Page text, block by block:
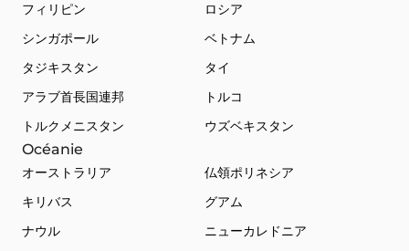
フィリピン
ロシア
シンガポール
ベトナム
タジキスタン
タイ
アラブ首長国連邦
トルコ
トルクメニスタン
ウズベキスタン
Océanie
オーストラリア
仏領ポリネシア
キリバス
グアム
ナウル
ニューカレドニア